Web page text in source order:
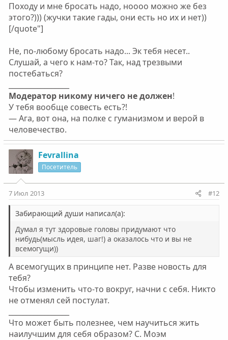
Походу и мне бросать надо, ноооо можно же без
этого?))) (жучки такие гады, они есть но их и нет))
[/quote"]
Не, по-любому бросать надо... Эк тебя несет..
Слушай, а чего к нам-то? Так, над трезвыми
постебаться?
Модератор никому ничего не должен!
У тебя вообще совесть есть?!
— Ага, вот она, на полке с гуманизмом и верой в
человечество.
Fevrallina
Посетитель
7 Июл 2013 #12
Забирающий души написал(а):
Думал я тут здоровые головы придумают что
нибудь(мысль идея, шаг!) а оказалось что и вы не
всемогущи))
А всемогущих в принципе нет. Разве новость для
тебя?
Чтобы изменить что-то вокруг, начни с себя. Никто
не отменял сей постулат.
Что может быть полезнее, чем научиться жить
наилучшим для себя образом? С. Моэм